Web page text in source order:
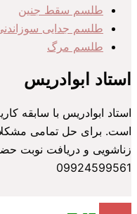
طلسم سقط جنین
طلسم جدایی
طلسم مرگ
استاد ابوادریس
است. برای حل تمامی
زناشویی و دریافت نوبت
09924599561